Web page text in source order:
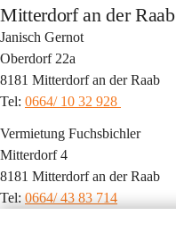
Mitterdorf an der Raab
Janisch Gernot
Oberdorf 22a
8181 Mitterdorf an der Raab
Tel: 0664/ 10 32 928
Vermietung Fuchsbichler
Mitterdorf 4
8181 Mitterdorf an der Raab
Tel: 0664/ 43 83 714